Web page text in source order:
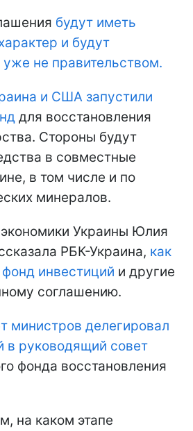
будут иметь
и будут
не правительством.
и США запустили
для восстановления
Стороны будут
в совместные
в том числе и по
минералов.
Украины Юлия
РБК-Украина, как
инвестиций и другие
соглашению.
министров делегировал
в руководящий совет
фонда восстановления
на каком этапе